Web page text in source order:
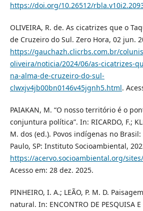
https://doi.org/10.26512/
OLIVEIRA, R. de. As cicatrizes que o
de Cruzeiro do Sul. Zero Hora, 02 jun.
https://gauchazh.clicrbs.com.br/
oliveira/noticia/2024/06/as-cicatrizes-
na-alma-de-cruzeiro-do-sul-
clwxjv4jb00bn0146v45jgnh5.html.
PAIAKAN, M. “O nosso território é o
conjuntura política”. In: RICARDO, F.;
M. dos (ed.). Povos indígenas no
Paulo, SP: Instituto Socioambiental,
https://acervo.socioambiental.org/
Acesso em: 28 dez. 2025.
PINHEIRO, I. A.; LEÃO, P. M. D.
natural. In: ENCONTRO DE PESQUISA E